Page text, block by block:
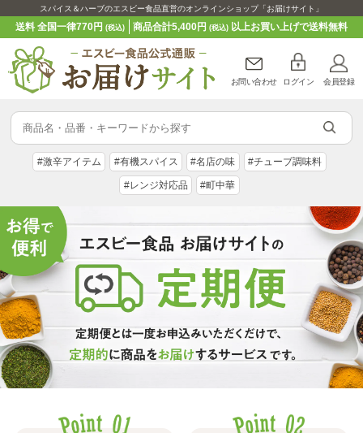
スパイス＆ハーブのエスビー食品直営のオンラインショップ「お届けサイト」
送料 全国一律770円(税込) 商品合計5,400円 (税込)以上お買い上げで送料無料
お問い合わせ ログイン 会員登録
#激辛アイテム #有機スパイス #名店の味 #チューブ調味料
#レンジ対応品 #町中華